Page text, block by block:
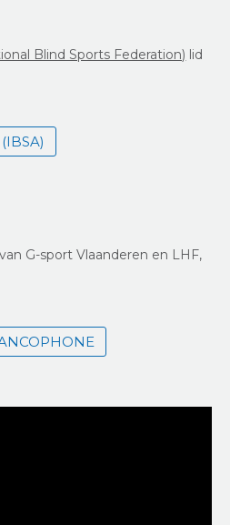
Blind Sports Federation) lid
G-sport Vlaanderen en LHF,